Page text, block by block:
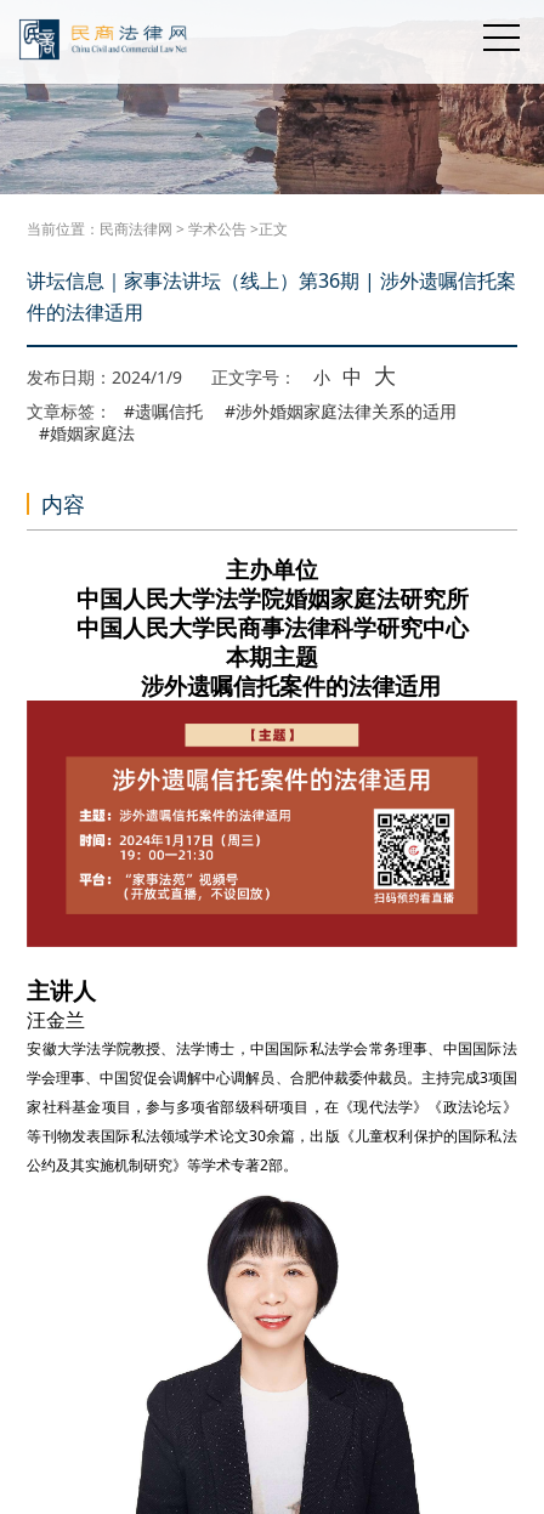
当前位置： 民商法律网 >学术公告>正文
讲坛信息｜家事法讲坛（线上）第36期 | 涉外遗嘱信托案
件的法律适用
发布日期：2024/1/9 正文字号： 小 中 大
文章标签： #遗嘱信托
#涉外婚姻家庭法律关系的适用
#婚姻家庭法
内容
主办单位
中国人民大学法学院婚姻家庭法研究所
中国人民大学民商事法律科学研究中心
本期主题
涉外遗嘱信托案件的法律适用
主讲人
汪金兰
安徽大学法学院教授、法学博士，中国国际私法学会常务理事、中国国际法
学会理事、中国贸促会调解中心调解员、合肥仲裁委仲裁员。主持完成3项国
家社科基金项目，参与多项省部级科研项目，在《现代法学》《政法论坛》
等刊物发表国际私法领域学术论文30余篇，出版《儿童权利保护的国际私法
公约及其实施机制研究》等学术专著2部。